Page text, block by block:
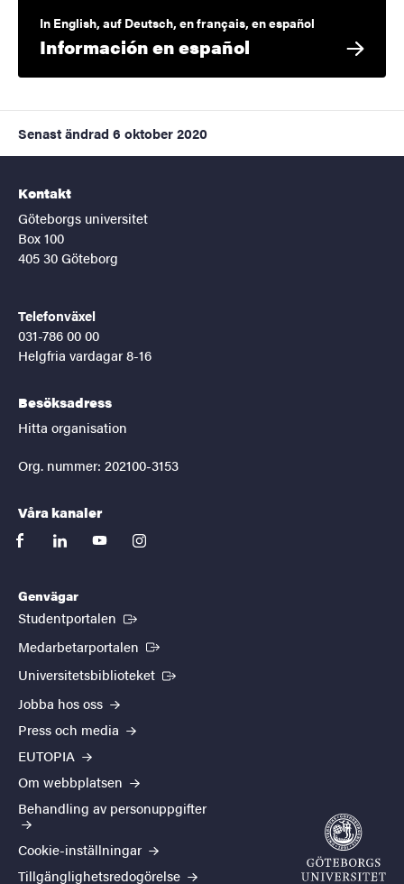
In English, auf Deutsch, en français, en español
Información en español
Senast ändrad 6 oktober 2020
Kontakt
Göteborgs universitet
Box 100
405 30 Göteborg
Telefonväxel
031-786 00 00
Helgfria vardagar 8-16
Besöksadress
Hitta organisation
Org. nummer: 202100-3153
Våra kanaler
facebooklinkedinyoutubeinstagram
Genvägar
Studentportalen (Extern länk)
Medarbetarportalen (Extern länk)
Universitetsbiblioteket (Extern länk)
Jobba hos oss
Press och media
EUTOPIA
Om webbplatsen
Behandling av personuppgifter
Cookie-inställningar
Tillgänglighetsredogörelse